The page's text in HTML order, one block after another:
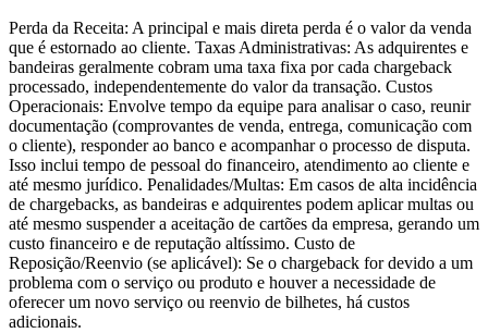
Perda da Receita: A principal e mais direta perda é o valor da venda
que é estornado ao cliente. Taxas Administrativas: As adquirentes e
bandeiras geralmente cobram uma taxa fixa por cada chargeback
processado, independentemente do valor da transação. Custos
Operacionais: Envolve tempo da equipe para analisar o caso, reunir
documentação (comprovantes de venda, entrega, comunicação com
o cliente), responder ao banco e acompanhar o processo de disputa.
Isso inclui tempo de pessoal do financeiro, atendimento ao cliente e
até mesmo jurídico. Penalidades/Multas: Em casos de alta incidência
de chargebacks, as bandeiras e adquirentes podem aplicar multas ou
até mesmo suspender a aceitação de cartões da empresa, gerando um
custo financeiro e de reputação altíssimo. Custo de
Reposição/Reenvio (se aplicável): Se o chargeback for devido a um
problema com o serviço ou produto e houver a necessidade de
oferecer um novo serviço ou reenvio de bilhetes, há custos
adicionais.